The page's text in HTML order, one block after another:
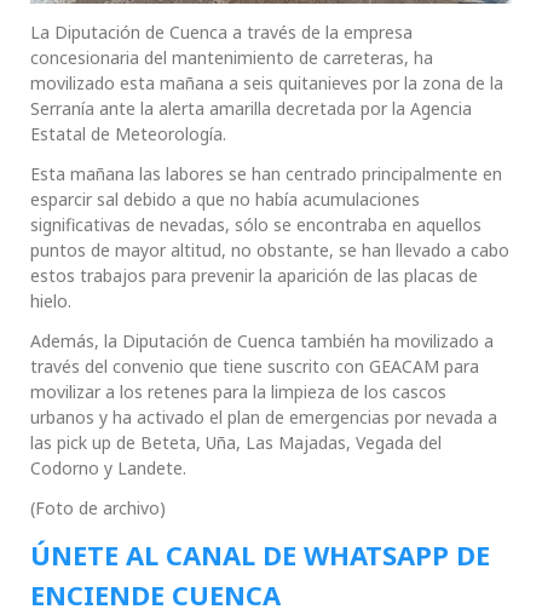
La Diputación de Cuenca a través de la empresa
concesionaria del mantenimiento de carreteras, ha
movilizado esta mañana a seis quitanieves por la zona de la
Serranía ante la alerta amarilla decretada por la Agencia
Estatal de Meteorología.
Esta mañana las labores se han centrado principalmente en
esparcir sal debido a que no había acumulaciones
significativas de nevadas, sólo se encontraba en aquellos
puntos de mayor altitud, no obstante, se han llevado a cabo
estos trabajos para prevenir la aparición de las placas de
hielo.
Además, la Diputación de Cuenca también ha movilizado a
través del convenio que tiene suscrito con GEACAM para
movilizar a los retenes para la limpieza de los cascos
urbanos y ha activado el plan de emergencias por nevada a
las pick up de Beteta, Uña, Las Majadas, Vegada del
Codorno y Landete.
(Foto de archivo)
ÚNETE AL CANAL DE WHATSAPP DE
ENCIENDE CUENCA